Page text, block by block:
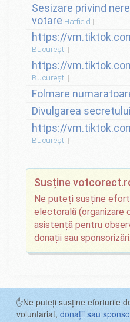
Sesizare privind
votare Hatfield
https://
București
https://
București
Folmare
Divulgarea
https://
București
Susține
Ne puteți susține
electorală (organizare
asistență pentru
donații sau sponsorizări.
✋Ne puteți susține eforturile
voluntariat, donații sau